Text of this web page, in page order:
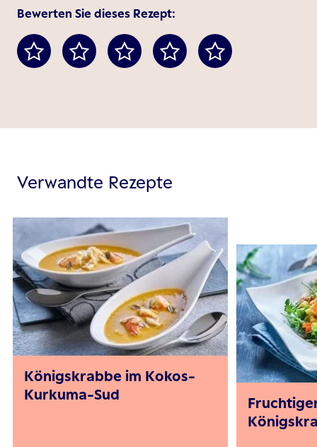
Bewerten Sie dieses Rezept:
Verwandte Rezepte
Königskrabbe im Kokos-
Kurkuma-Sud